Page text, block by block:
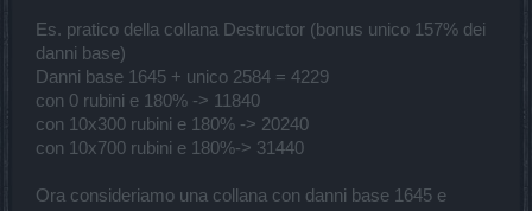
Es. pratico della collana Destructor (bonus unico 157% dei
danni base)
Danni base 1645 + unico 2584 = 4229
con 0 rubini e 180% -> 11840
con 10x300 rubini e 180% -> 20240
con 10x700 rubini e 180%-> 31440
Ora consideriamo una collana con danni base 1645 e